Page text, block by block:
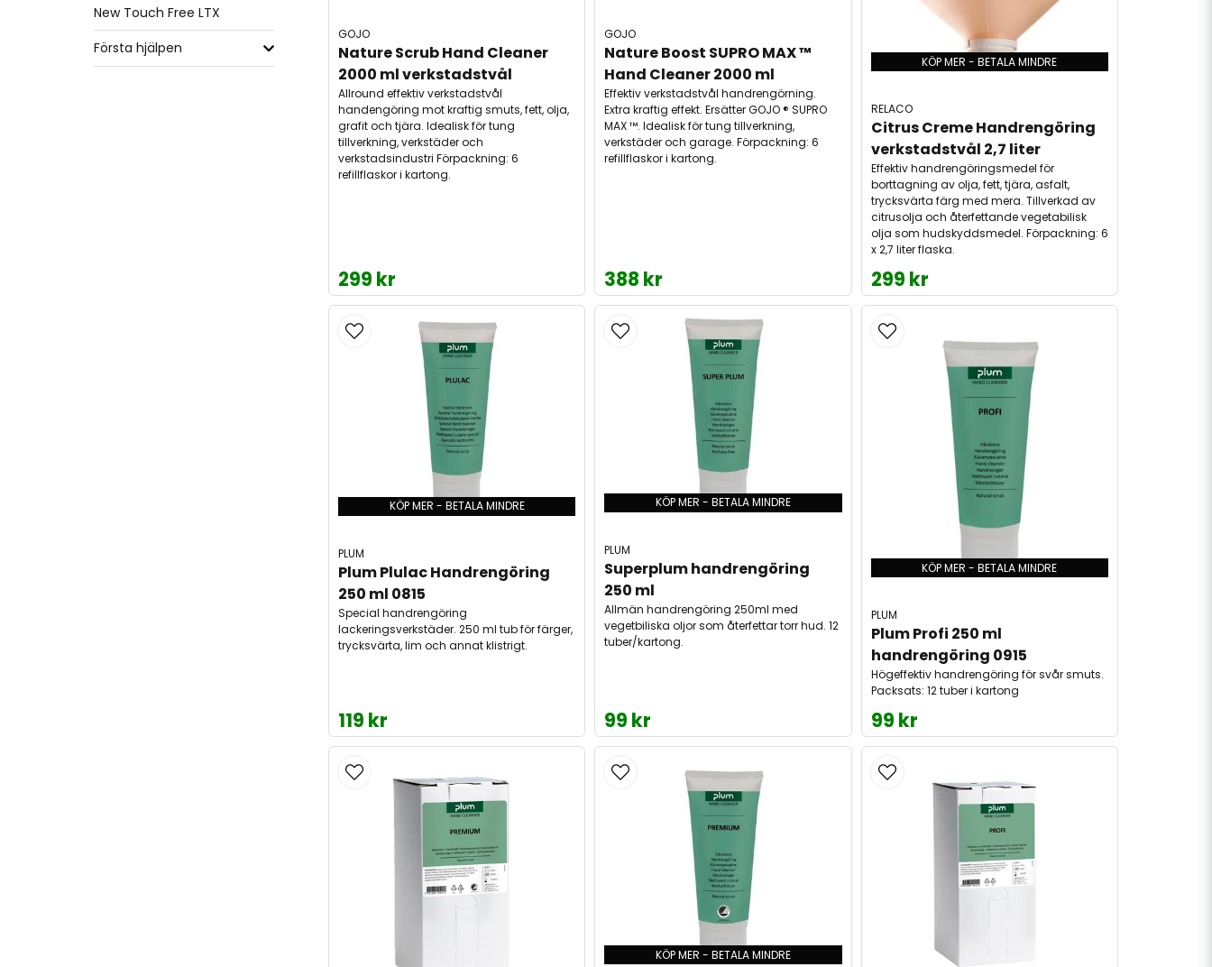
New Touch Free LTX
Första hjälpen
GOJO
Nature Scrub Hand Cleaner
2000 ml verkstadstvål
Allround effektiv verkstadstvål
handengöring mot kraftig smuts, fett, olja,
grafit och tjära. Idealisk för tung
tillverkning, verkstäder och
verkstadsindustri Förpackning: 6
refillflaskor i kartong.
299 kr
GOJO
Nature Boost SUPRO MAX ™
Hand Cleaner 2000 ml
Effektiv verkstadstvål handrengörning.
Extra kraftig effekt. Ersätter GOJO ® SUPRO
MAX ™. Idealisk för tung tillverkning,
verkstäder och garage. Förpackning: 6
refillflaskor i kartong.
388 kr
KÖP MER - BETALA MINDRE
RELACO
Citrus Creme Handrengöring
verkstadstvål 2,7 liter
Effektiv handrengöringsmedel för
borttagning av olja, fett, tjära, asfalt,
trycksvärta färg med mera. Tillverkad av
citrusolja och återfettande vegetabilisk
olja som hudskyddsmedel. Förpackning: 6
x 2,7 liter flaska.
299 kr
KÖP MER - BETALA MINDRE
PLUM
Plum Plulac Handrengöring
250 ml 0815
Special handrengöring
lackeringsverkstäder. 250 ml tub för färger,
trycksvärta, lim och annat klistrigt.
119 kr
KÖP MER - BETALA MINDRE
PLUM
Superplum handrengöring
250 ml
Allmän handrengöring 250ml med
vegetbiliska oljor som återfettar torr hud. 12
tuber/kartong.
99 kr
KÖP MER - BETALA MINDRE
PLUM
Plum Profi 250 ml
handrengöring 0915
Högeffektiv handrengöring för svår smuts.
Packsats: 12 tuber i kartong
99 kr
KÖP MER - BETALA MINDRE